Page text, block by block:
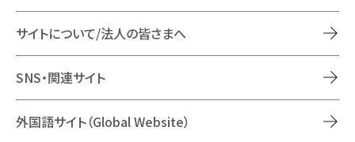
サイトについて/法人の皆さまへ
SNS・関連サイト
外国語サイト（Global Website）